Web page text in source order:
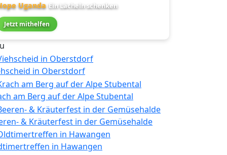
Uganda Ein Lächeln schenken
Jetzt mithelfen
in Oberstdorf
am Berg auf der Alpe Stubental
& Kräuterfest in der Gemüsehalde
in Hawangen